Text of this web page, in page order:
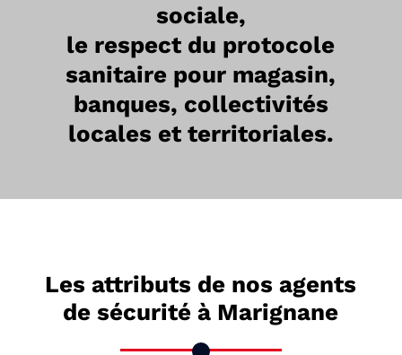
sociale,
le respect du protocole
sanitaire pour magasin,
banques, collectivités
locales et territoriales.
Les attributs de nos agents
de sécurité à Marignane